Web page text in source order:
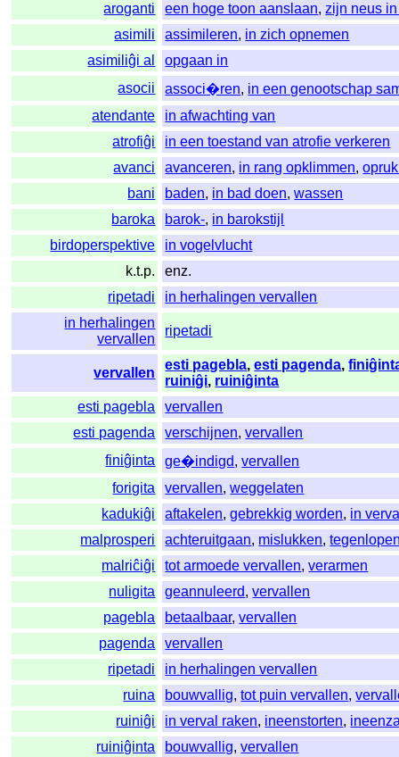
aroganti
een hoge toon aanslaan,zijn neus
asimili
assimileren, in zich opnemen
asimiliĝi al
opgaan in
asocii
associ�ren, in een genootschap
atendante
in afwachting van
atrofiĝi
in een toestand van atrofie verkeren
avanci
avanceren, in rang opklimmen,
bani
baden, in bad doen,wassen
baroka
barok-, in barokstijl
birdoperspektive
in vogelvlucht
k.t.p.
enz.
ripetadi
in herhalingen vervallen
in herhalingen
vervallen
ripetadi
vervallen
esti pagebla,esti pagenda,
ruiniĝi, ruiniĝinta
esti pagebla
vervallen
esti pagenda
verschijnen,vervallen
finiĝinta
ge�indigd,vervallen
forigita
vervallen,weggelaten
kadukiĝi
aftakelen,gebrekkig worden, in
malprosperi
achteruitgaan, mislukken,
malriĉiĝi
tot armoede vervallen,verarmen
nuligita
geannuleerd,vervallen
pagebla
betaalbaar,vervallen
pagenda
vervallen
ripetadi
in herhalingen vervallen
ruina
bouwvallig,tot puin vervallen,
ruiniĝi
in verval raken, ineenstorten,
ruiniĝinta
bouwvallig,vervallen